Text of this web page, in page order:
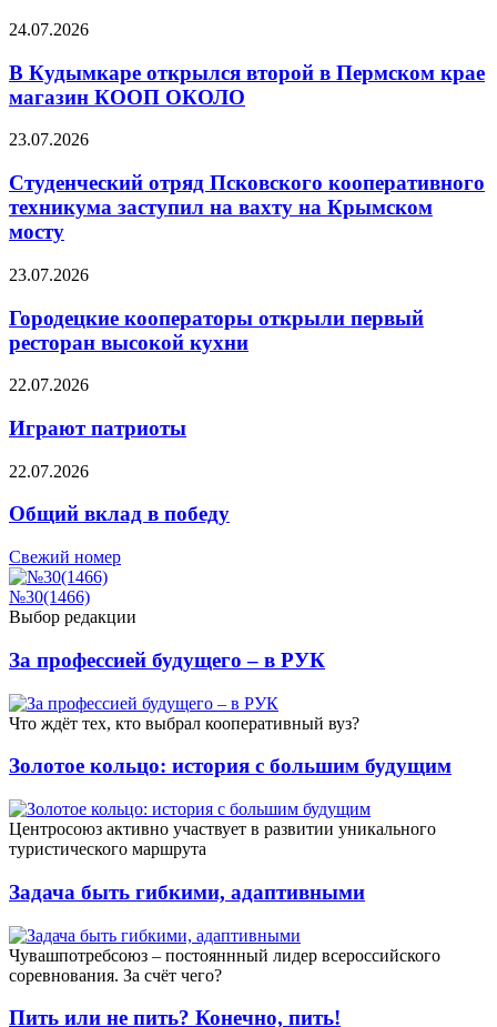
24.07.2026
В Кудымкаре открылся второй в Пермском крае
магазин КООП ОКОЛО
23.07.2026
Студенческий отряд Псковского кооперативного
техникума заступил на вахту на Крымском
мосту
23.07.2026
Городецкие кооператоры открыли первый
ресторан высокой кухни
22.07.2026
Играют патриоты
22.07.2026
Общий вклад в победу
Свежий номер
№30(1466)
Выбор редакции
За профессией будущего – в РУК
Что ждёт тех, кто выбрал кооперативный вуз?
Золотое кольцо: история с большим будущим
Центросоюз активно участвует в развитии уникального
туристического маршрута
Задача быть гибкими, адаптивными
Чувашпотребсоюз – постояннный лидер всероссийского
соревнования. За счёт чего?
Пить или не пить? Конечно, пить!